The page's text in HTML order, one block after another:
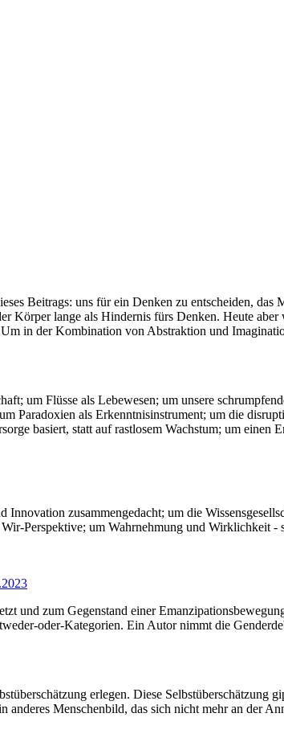
Beitrags: uns für ein Denken zu entscheiden,
Körper lange als Hindernis fürs Denken. Heute
in der Kombination von Abstraktion und
um Flüsse als Lebewesen; um unsere
Paradoxien als Erkenntnisinstrument; um die
basiert, statt auf rastlosem Wachstum; um
zusammengedacht; um die
Perspektive; um Wahrnehmung und Wirklichkeit
und zum Gegenstand einer
oder-Kategorien. Ein Autor nimmt die
erlegen. Diese Selbstüberschätzung
Menschenbild, das sich nicht mehr an der